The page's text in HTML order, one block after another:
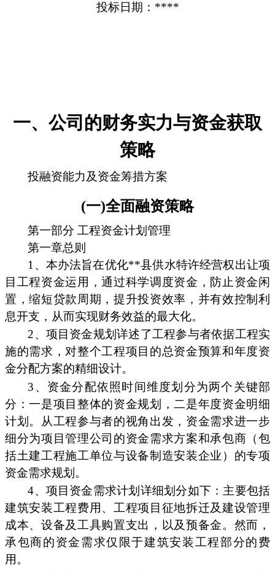
投标日期：****
一、公司的财务实力与资金获取
策略
投融资能力及资金筹措方案
(一)全面融资策略
第一部分 工程资金计划管理
第一章总则
1、本办法旨在优化**县供水特许经营权出让项
目工程资金运用，通过科学调度资金，防止资金闲
置，缩短贷款周期，提升投资效率，并有效控制利
息开支，从而实现财务效益的最大化。
2、项目资金规划详述了工程参与者依据工程实
施的需求，对整个工程项目的总资金预算和年度资
金分配方案的精细设计。
3、资金分配依照时间维度划分为两个关键部
分：一是项目整体的资金规划，二是年度资金明细
计划。从工程参与者的视角出发，资金需求进一步
细分为项目管理公司的资金需求方案和承包商（包
括土建工程施工单位与设备制造安装企业）的专项
资金需求规划。
4、项目资金需求计划详细划分如下：主要包括
建筑安装工程费用、工程项目征地拆迁及建设管理
成本、设备及工具购置支出，以及预备金。然而，
承包商的资金需求仅限于建筑安装工程部分的费
用。